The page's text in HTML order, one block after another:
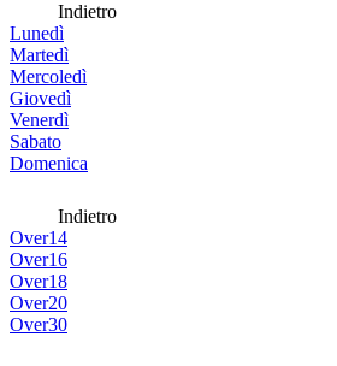
Indietro
Lunedì
Martedì
Mercoledì
Giovedì
Venerdì
Sabato
Domenica
Indietro
Over14
Over16
Over18
Over20
Over30